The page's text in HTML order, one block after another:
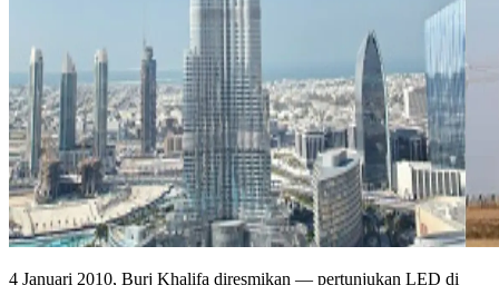
4 Januari 2010, Burj Khalifa diresmikan — pertunjukan LED di